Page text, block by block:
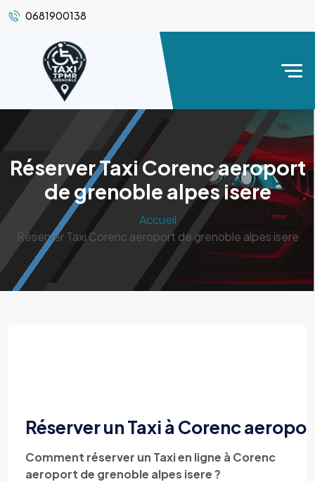
0681900138
Réserver Taxi Corenc aeroport
de grenoble alpes isere
Accueil
Réserver Taxi Corenc aeroport de grenoble alpes isere
Réserver un Taxi à Corenc
Comment réserver un Taxi en ligne à Corenc
aeroport de grenoble alpes isere ?